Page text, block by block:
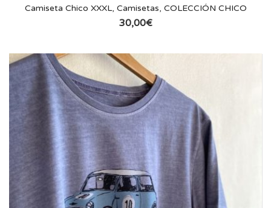
Camiseta Chico XXXL, Camisetas, COLECCIÓN CHICO
30,00€